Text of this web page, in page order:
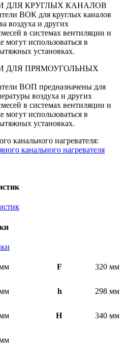
ДЛЯ КРУГЛЫХ КАНАЛОВ
ВОК для круглых каналов
воздуха и других
в системах вентиляции и
использоваться в
установках.
ДЛЯ ПРЯМОУГОЛЬНЫХ
ВОП предназначены для
воздуха и других
в системах вентиляции и
использоваться в
установках.
канального нагревателя:
F 320 мм
h 298 мм
H 340 мм